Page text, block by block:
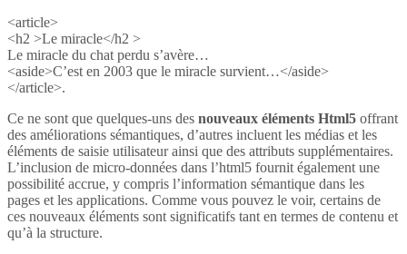
<article>
<h2 >Le miracle</h2 >
Le miracle du chat perdu s’avère…
<aside>C’est en 2003 que le miracle survient…</aside>
</article>.
Ce ne sont que quelques-uns des nouveaux éléments Html5 offrant
des améliorations sémantiques, d’autres incluent les médias et les
éléments de saisie utilisateur ainsi que des attributs supplémentaires.
L’inclusion de micro-données dans l’html5 fournit également une
possibilité accrue, y compris l’information sémantique dans les
pages et les applications. Comme vous pouvez le voir, certains de
ces nouveaux éléments sont significatifs tant en termes de contenu et
qu’à la structure.